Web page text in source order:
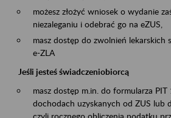
możesz złożyć wniosek o wydanie
niezaleganiu i odebrać go na eZUS,
masz dostęp do zwolnień
e-ZLA
Jeśli jesteś świadczeniobiorcą
masz dostęp m.in. do formularza
dochodach uzyskanych od ZUS lub